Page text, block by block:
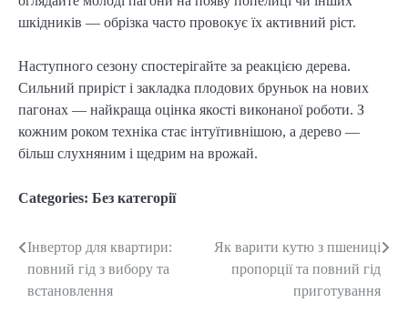
шкідників — обрізка часто провокує їх активний ріст.
Наступного сезону спостерігайте за реакцією дерева.
Сильний приріст і закладка плодових бруньок на нових
пагонах — найкраща оцінка якості виконаної роботи. З
кожним роком техніка стає інтуїтивнішою, а дерево —
більш слухняним і щедрим на врожай.
Categories: Без категорії
Post
navigation
Інвертор для квартири:
повний гід з вибору та
встановлення
Як варити кутю з пшениці
пропорції та повний гід
приготування